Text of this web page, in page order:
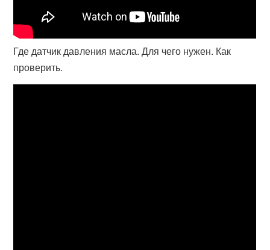
Где датчик давления масла. Для чего нужен. Как
проверить.